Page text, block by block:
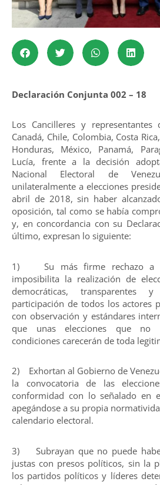
Declaración Conjunta 002 – 18
​Los Cancilleres y representantes
Canadá, Chile, Colombia, Costa
Honduras, México, Panamá,
Lucía, frente a la decisión
Nacional Electoral de
unilateralmente a elecciones
abril de 2018, sin haber
oposición, tal como se había
y, en concordancia con su
último, expresan lo siguiente:
1) Su más firme rechazo a
imposibilita la realización de
democráticas,
participación de todos los actores
con observación y estándares
que unas elecciones que no
condiciones carecerán de toda
2) Exhortan al Gobierno de
la convocatoria de las
conformidad con lo señalado en
apegándose a su propia
calendario electoral.
3) Subrayan que no puede
justas con presos políticos, sin la
los partidos políticos y líderes